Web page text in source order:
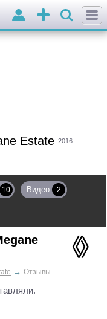
Добавить
объявление
Войти
Estate 2016
10 Видео 2
→ Отзывы